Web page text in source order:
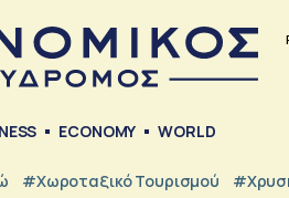
ECONOMY WORLD
#Χωροταξικό Τουρισμού